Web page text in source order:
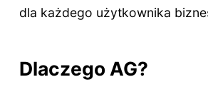
dla każdego użytkownika
Dlaczego AG?